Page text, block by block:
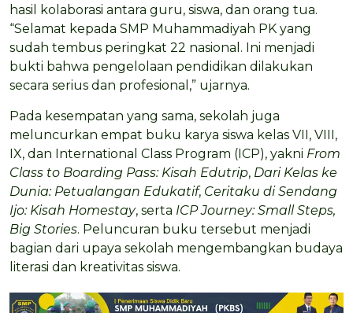
hasil kolaborasi antara guru, siswa, dan orang tua.
“Selamat kepada SMP Muhammadiyah PK yang
sudah tembus peringkat 22 nasional. Ini menjadi
bukti bahwa pengelolaan pendidikan dilakukan
secara serius dan profesional,” ujarnya.
Pada kesempatan yang sama, sekolah juga
meluncurkan empat buku karya siswa kelas VII, VIII,
IX, dan International Class Program (ICP), yakni From
Class to Boarding Pass: Kisah Edutrip, Dari Kelas ke
Dunia: Petualangan Edukatif, Ceritaku di Sendang
Ijo: Kisah Homestay, serta ICP Journey: Small Steps,
Big Stories. Peluncuran buku tersebut menjadi
bagian dari upaya sekolah mengembangkan budaya
literasi dan kreativitas siswa.